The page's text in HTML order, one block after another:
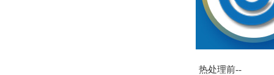
热处理前--